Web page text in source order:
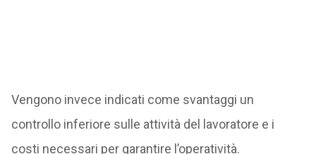
Vengono invece indicati come svantaggi un
controllo inferiore sulle attività del lavoratore e i
costi necessari per garantire l’operatività.